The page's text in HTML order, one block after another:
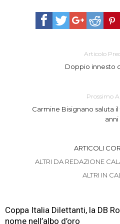
Articolo
Doppio innesto
Prossimo
Carmine Bisignano saluta
anni
ARTICOLI
ALTRI DA REDAZIONE
ALTRI IN
Coppa Italia Dilettanti, la DB
nome nell’albo d’oro